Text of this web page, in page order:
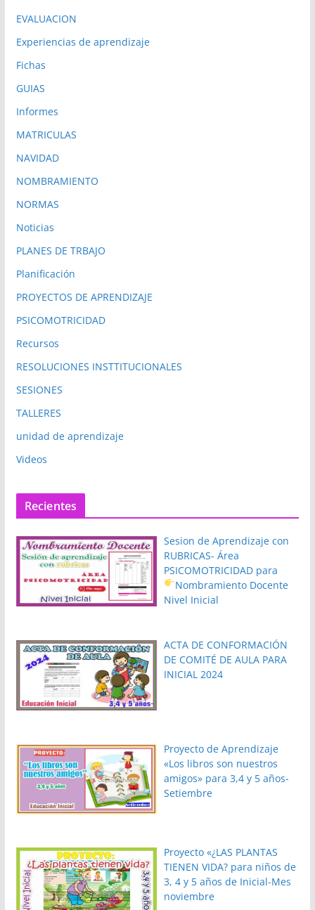
EVALUACION
Experiencias de aprendizaje
Fichas
GUIAS
Informes
MATRICULAS
NAVIDAD
NOMBRAMIENTO
NORMAS
Noticias
PLANES DE TRBAJO
Planificación
PROYECTOS DE APRENDIZAJE
PSICOMOTRICIDAD
Recursos
RESOLUCIONES INSTTITUCIONALES
SESIONES
TALLERES
unidad de aprendizaje
Videos
Recientes
Sesion de Aprendizaje con
RUBRICAS- Área
PSICOMOTRICIDAD para
Nombramiento Docente
Nivel Inicial
ACTA DE CONFORMACIÓN
DE COMITÉ DE AULA PARA
INICIAL 2024
Proyecto de Aprendizaje
«Los libros son nuestros
amigos» para 3,4 y 5 años-
Setiembre
Proyecto «¿LAS PLANTAS
TIENEN VIDA? para niños de
3, 4 y 5 años de Inicial-Mes
noviembre